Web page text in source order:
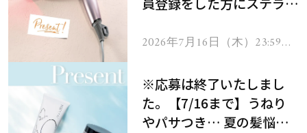
ヘアドライヤー ジュエル
2026年7月16日（木）23:59ま
※応募は終了いたしまし
た。【7/16まで】うねり
やパサつき… 夏の髪悩み